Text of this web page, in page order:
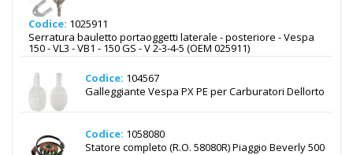
Codice: 1025911
Serratura bauletto portaoggetti laterale - posteriore - Vespa
150 - VL3 - VB1 - 150 GS - V 2-3-4-5 (OEM 025911)
Codice: 104567
Galleggiante Vespa PX PE per Carburatori Dellorto
Codice: 1058080
Statore completo (R.O. 58080R) Piaggio Beverly 500